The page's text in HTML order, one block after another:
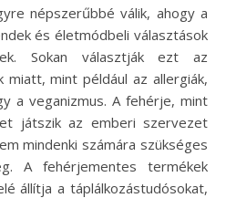
és életmódbeli választások
Sokan választják ezt az
miatt, mint például az allergiák,
a veganizmus. A fehérje, mint
játszik az emberi szervezet
mindenki számára szükséges
A fehérjementes termékek
állítja a táplálkozástudósokat,